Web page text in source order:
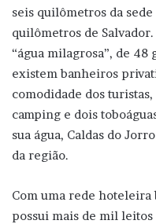
seis quilômetros da
quilômetros de
“água milagrosa”, de 48
existem banheiros
comodidade dos
camping e dois
sua água, Caldas do
da região.
Com uma rede
possui mais de mil